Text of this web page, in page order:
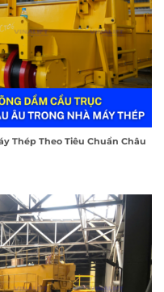
Thép Theo Tiêu Chuẩn Châu